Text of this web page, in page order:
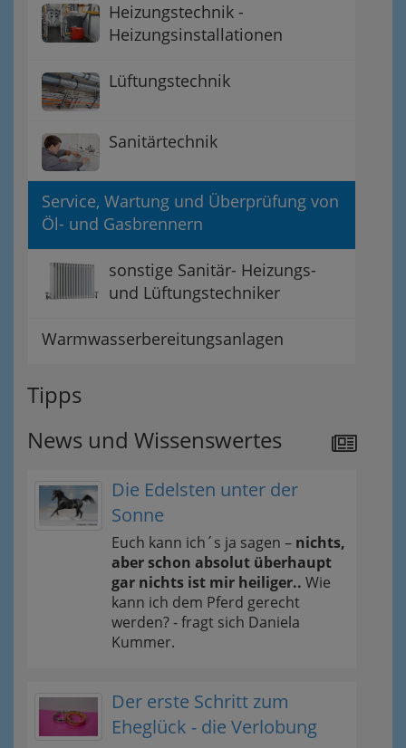
Heizungstechnik -
Heizungsinstallationen
Lüftungstechnik
Sanitärtechnik
Service, Wartung und Überprüfung von
Öl- und Gasbrennern
sonstige Sanitär- Heizungs-
und Lüftungstechniker
Warmwasserbereitungsanlagen
Tipps
News und Wissenswertes
Die Edelsten unter der
Sonne
Euch kann ich´s ja sagen – nichts,
aber schon absolut überhaupt
gar nichts ist mir heiliger.. Wie
kann ich dem Pferd gerecht
werden? - fragt sich Daniela
Kummer.
Der erste Schritt zum
Eheglück - die Verlobung